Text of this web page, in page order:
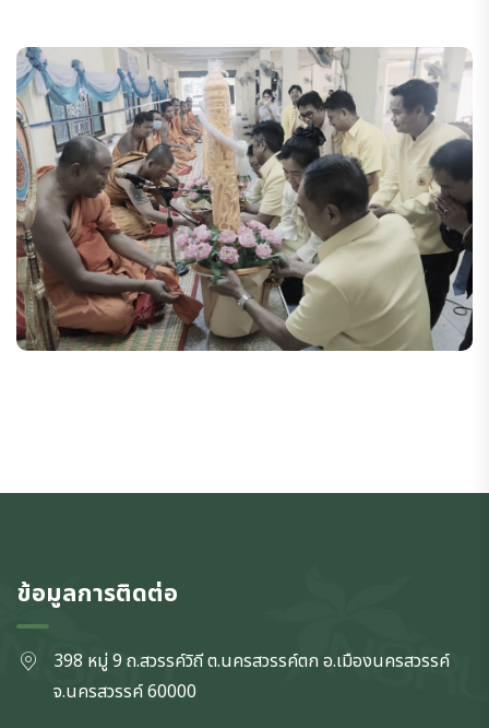
ข้อมูลการติดต่อ
398 หมู่ 9 ถ.สวรรค์วิถี ต.นครสวรรค์ตก อ.เมืองนครสวรรค์
จ.นครสวรรค์60000